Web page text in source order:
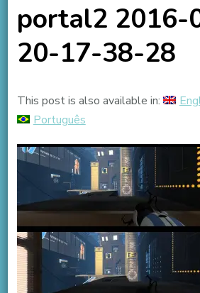
portal2 2016-
20-17-38-28
This post is also available in:
Português